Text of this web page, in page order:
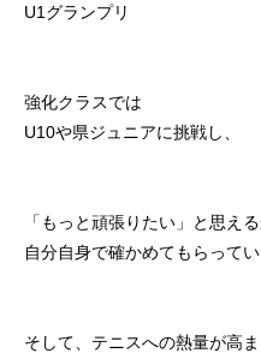
U1グランプリ
強化クラスでは
U10や県ジュニアに挑戦し、
「もっと頑張りたい」と思え
自分自身で確かめてもらってい
そして、テニスへの熱量が高